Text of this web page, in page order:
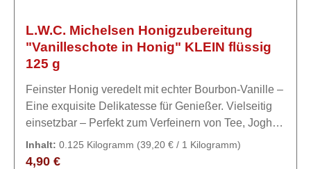
L.W.C. Michelsen Honigzubereitung
"Vanilleschote in Honig" KLEIN flüssig
125 g
Feinster Honig veredelt mit echter Bourbon-Vanille –
Eine exquisite Delikatesse für Genießer. Vielseitig
einsetzbar – Perfekt zum Verfeinern von Tee, Joghurt
oder als süßer Brotaufstrich.Zutaten99% Honig, 1%
geschnittene Vanilleschote.
Inhalt: 0.125 Kilogramm (39,20 € / 1 Kilogramm)
Regulärer Preis:
4,90 €